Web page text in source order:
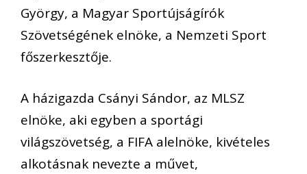
György, a Magyar Sportújságírók
Szövetségének elnöke, a Nemzeti Sport
főszerkesztője.
A házigazda Csányi Sándor, az MLSZ
elnöke, aki egyben a sportági
világszövetség, a FIFA alelnöke, kivételes
alkotásnak nevezte a művet,